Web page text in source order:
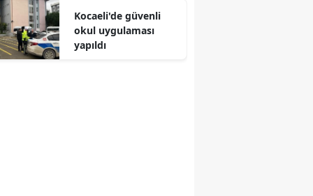
Muğla
Muş
Kocaeli'de güvenli
okul uygulaması
yapıldı